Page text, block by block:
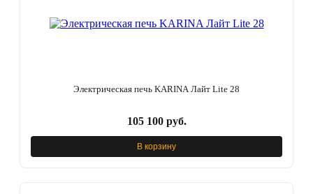
Электрическая печь KARINA Лайт Lite 28
105 100 руб.
В корзину